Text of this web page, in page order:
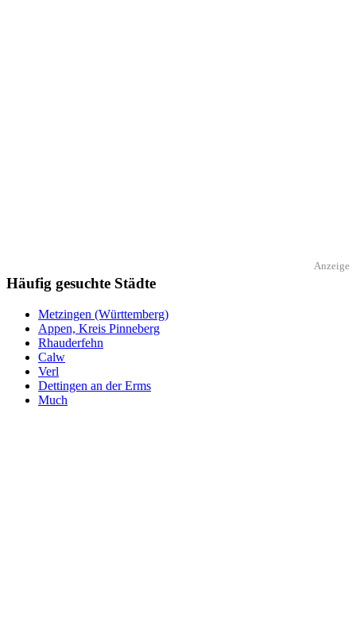
Anzeige
Häufig gesuchte Städte
Metzingen (Württemberg)
Appen, Kreis Pinneberg
Rhauderfehn
Calw
Verl
Dettingen an der Erms
Much